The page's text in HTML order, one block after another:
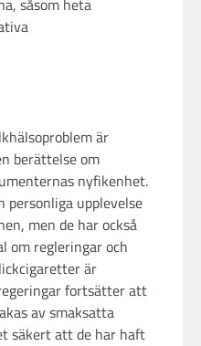
såsom heta
är
berättelse om
nyfikenhet.
personliga upplevelse
men de har också
om regleringar och
är
fortsätter att
av smaksatta
säkert att de har haft